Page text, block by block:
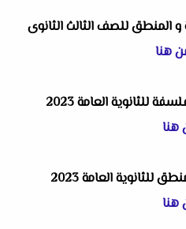
المنطق للصف الثالث الثانوى
هنا
مراجعة ليلة الامتحان فى الفلسفة للثانوية العامة 2023
هنا
مراجعة ليلة الامتحان فى المنطق للثانوية العامة 2023
هنا